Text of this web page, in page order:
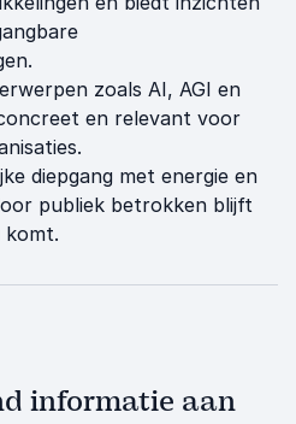
zoals AI, AGI en
en relevant voor
diepgang met energie en
publiek betrokken blijft
komt.
informatie aan